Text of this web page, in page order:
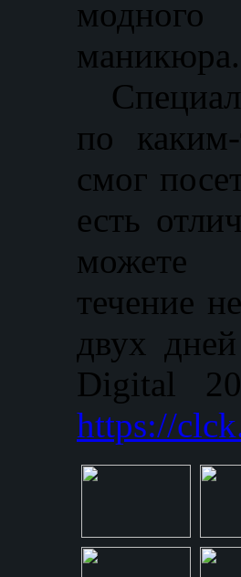
маникюра.
по
смог
есть
можете
течение
двух
Digital
https://